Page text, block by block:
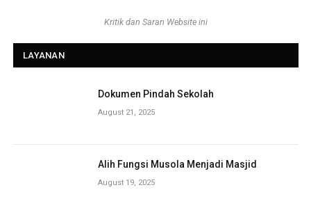
Kritik dan Saran Website ini
LAYANAN
Dokumen Pindah Sekolah
August 21, 2025
Alih Fungsi Musola Menjadi Masjid
August 19, 2025